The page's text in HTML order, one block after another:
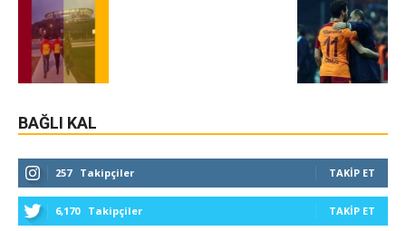
BAĞLI KAL
257 Takipçiler TAKIP ET
6,170 Takipçiler TAKIP ET